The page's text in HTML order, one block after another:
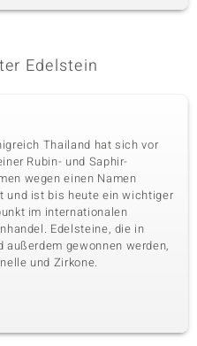
Edelstein
Thailand hat sich vor
Rubin- und Saphir-
wegen einen Namen
und ist bis heute ein wichtiger
im internationalen
Edelsteine, die in
außerdem gewonnen werden,
und Zirkone.